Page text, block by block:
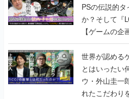
PSの伝説的
か？そして『
【ゲームの企
世界が認める
とはいったい
ウ・外山圭一
れたこだわり